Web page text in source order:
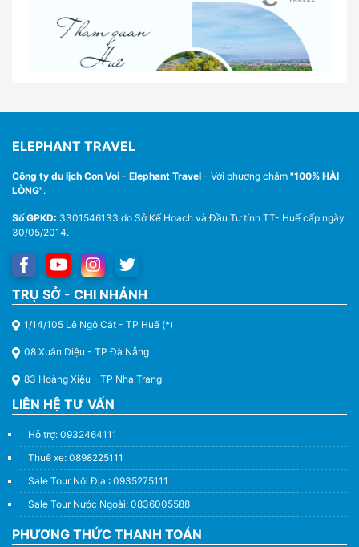
Nhà Xe Con Voi – Dịch Vụ Cho Thuê Xe Từ Huế,
Sân Bay Phú Bài Đi Thánh Địa La Vang
Thuê Xe Du Lịch Tại Huế – Từ 4 Chỗ Đến 45 Chỗ
ELEPHANT TRAVEL
Công ty du lịch Con Voi - Elephant Travel - Với phương châm "100% HÀI
LÒNG".
Số GPKD: 3301546133 do Sở Kế Hoạch và Đầu Tư tỉnh TT- Huế cấp ngày
30/05/2014.
TRỤ SỞ - CHI NHÁNH
1/14/105 Lê Ngô Cát - TP Huế (*)
08 Xuân Diệu - TP Đà Nẵng
83 Hoàng Xiệu - TP Nha Trang
LIÊN HỆ TƯ VẤN
Hỗ trợ: 0932464111
Thuê xe: 0898225111
Sale Tour Nội Địa : 0935275111
Sale Tour Nước Ngoài: 0836005588
PHƯƠNG THỨC THANH TOÁN